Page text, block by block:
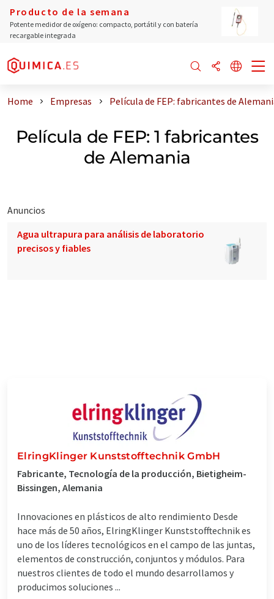
Producto de la semana
Potente medidor de oxígeno: compacto, portátil y con batería
recargable integrada
Home Empresas Película de FEP: fabricantes de
Película de FEP: 1 fabricantes
de Alemania
Anuncios
Agua ultrapura para análisis de laboratorio
precisos y fiables
ElringKlinger Kunststofftechnik GmbH
Fabricante, Tecnología de la producción, Bietigheim-
Bissingen, Alemania
Innovaciones en plásticos de alto rendimiento Desde
hace más de 50 años, ElringKlinger Kunststofftechnik es
uno de los líderes tecnológicos en el campo de las juntas,
elementos de construcción, conjuntos y módulos. Para
nuestros clientes de todo el mundo desarrollamos y
producimos soluciones ...